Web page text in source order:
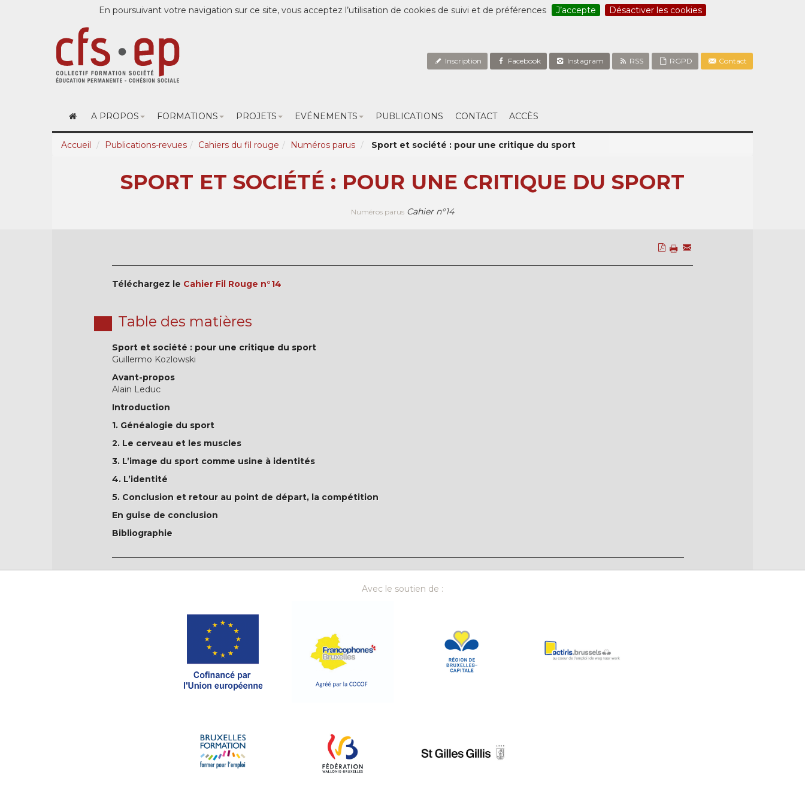
En poursuivant votre navigation sur ce site, vous acceptez l’utilisation de cookies de suivi et de préférences J’accepte Désactiver les cookies
Inscription Facebook Instagram RSS RGPD Contact
A PROPOS FORMATIONS PROJETS EVÉNEMENTS PUBLICATIONS CONTACT ACCÈS
Accueil Publications-revues Cahiers du fil rouge Numéros parus Sport et société : pour une critique du sport
SPORT ET SOCIÉTÉ : POUR UNE CRITIQUE DU SPORT
Numéros parus Cahier n°14
Téléchargez le Cahier Fil Rouge n°14
Table des matières
Sport et société : pour une critique du sport
Guillermo Kozlowski
Avant-propos
Alain Leduc
Introduction
1. Généalogie du sport
2. Le cerveau et les muscles
3. L’image du sport comme usine à identités
4. L’identité
5. Conclusion et retour au point de départ, la compétition
En guise de conclusion
Bibliographie
Avec le soutien de :